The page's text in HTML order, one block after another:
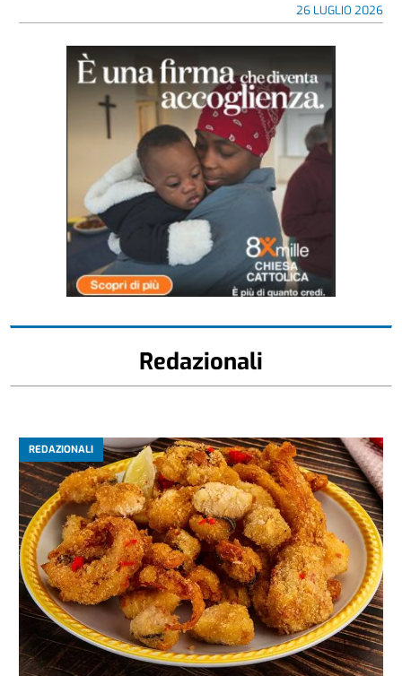
26 LUGLIO 2026
Redazionali
REDAZIONALI